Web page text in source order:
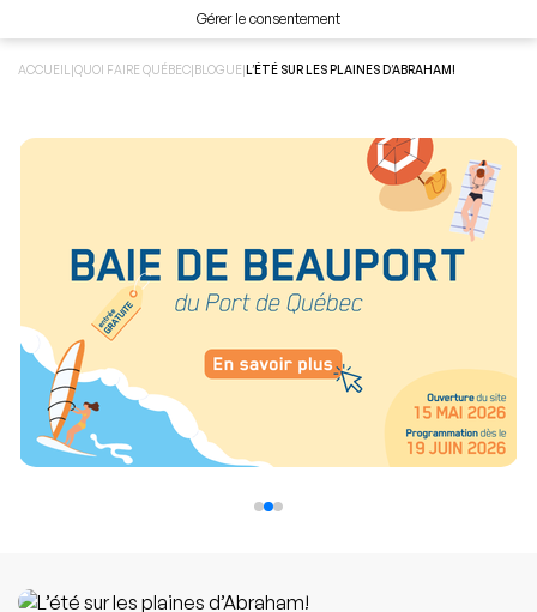
Gérer le consentement
ACCUEIL |QUOI FAIRE QUÉBEC|BLOGUE|L’ÉTÉ SUR LES PLAINES D’ABRAHAM!